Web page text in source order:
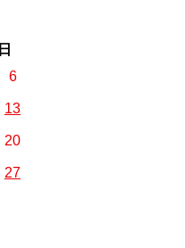
日
6
13
20
27